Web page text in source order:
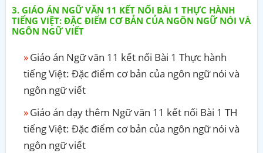
GIÁO ÁN NGỮ VĂN 11 KẾT NỐI BÀI 1 THỰC HÀNH
TIẾNG VIỆT: ĐẶC ĐIỂM CƠ BẢN CỦA NGÔN NGỮ NÓI VÀ
NGÔN NGỮ VIẾT
Giáo án Ngữ văn 11 kết nối Bài 1 Thực hành
tiếng Việt: Đặc điểm cơ bản của ngôn ngữ nói và
ngôn ngữ viết
Giáo án dạy thêm Ngữ văn 11 kết nối Bài 1 TH
tiếng Việt: Đặc điểm cơ bản của ngôn ngữ nói và
ngôn ngữ viết